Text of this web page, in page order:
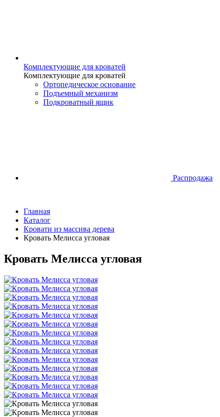
Комплектующие для кроватей
Комплектующие для кроватей
Ортопедическое основание
Подъемный механизм
Подкроватный ящик
Распродажа
Главная
Каталог
Кровати из массива дерева
Кровать Мелисса угловая
Кровать Мелисса угловая